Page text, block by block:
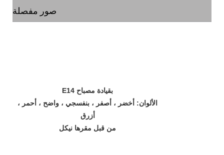
صور مفصلة
E14 بقيادة مصباح
الألوان: أخضر ، أصفر ، بنفسجي ، واضح ، أحمر ،
أزرق
من قبل مقرها نيكل